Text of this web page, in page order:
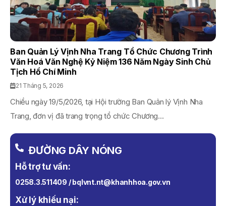
Ban Quản Lý Vịnh Nha Trang Tổ Chức Chương Trình
Văn Hoá Văn Nghệ Kỷ Niệm 136 Năm Ngày Sinh Chủ
Tịch Hồ Chí Minh
21 Tháng 5, 2026
Chiều ngày 19/5/2026, tại Hội trường Ban Quản lý Vịnh Nha
Trang, đơn vị đã trang trọng tổ chức Chương...
ĐƯỜNG DÂY NÓNG
Hỗ trợ tư vấn:
0258.3.511409 / bqlvnt.nt@khanhhoa.gov.vn
Xử lý khiếu nại: